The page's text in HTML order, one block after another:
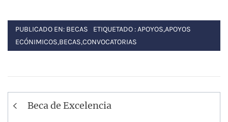
PUBLICADO EN: BECAS ETIQUETADO :APOYOS,APOYOS
ECÓNIMICOS,BECAS,CONVOCATORIAS
Navegación
Beca de Excelencia